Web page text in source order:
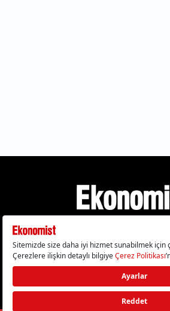
Gizlilik Politikası Çerez Politikası
KVKK Metni Künye